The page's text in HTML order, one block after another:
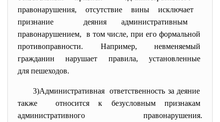
правонарушения, отсутствие вины исключает
признание деяния административным
правонарушением, в том числе, при его формальной
противоправности. Например, невменяемый
гражданин нарушает правила, установленные
для пешеходов.
3)Административная ответственность за деяние
также относится к безусловным признакам
административного правонарушения.